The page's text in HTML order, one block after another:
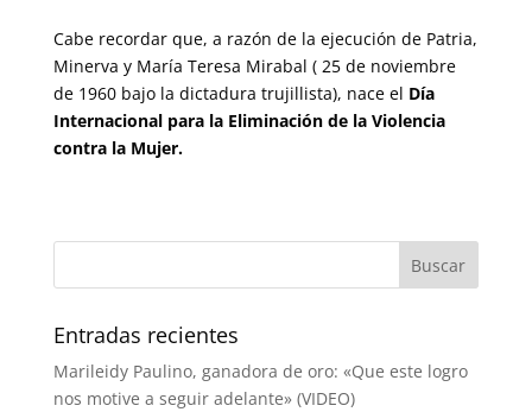
Cabe recordar que, a razón de la ejecución de Patria,
Minerva y María Teresa Mirabal ( 25 de noviembre
de 1960 bajo la dictadura trujillista), nace el Día
Internacional para la Eliminación de la Violencia
contra la Mujer.
Entradas recientes
Marileidy Paulino, ganadora de oro: «Que este logro
nos motive a seguir adelante» (VIDEO)